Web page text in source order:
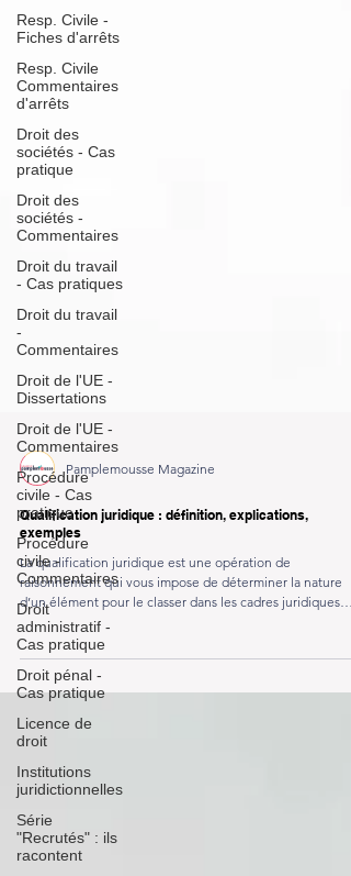
Resp. Civile -
Fiches d'arrêts
Resp. Civile
Commentaires
d'arrêts
Droit des
sociétés - Cas
pratique
Droit des
sociétés -
Commentaires
Droit du travail
- Cas pratiques
Droit du travail
-
Commentaires
Droit de l'UE -
Dissertations
Droit de l'UE -
Commentaires
Procédure
civile - Cas
pratique
Procédure
civile -
Commentaires
Droit
administratif -
Cas pratique
Droit pénal -
Cas pratique
Licence de
droit
Institutions
juridictionnelles
Série
"Recrutés" : ils
racontent
Pamplemousse Magazine
Qualification juridique : définition, explications,
exemples
La qualification juridique est une opération de
raisonnement qui vous impose de déterminer la nature
d’un élément pour le classer dans les cadres juridiques
correspondant conformément au Droit. Voici un article
complet pour la maîtriser !